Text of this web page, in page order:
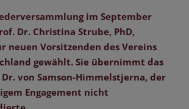
im September
Dr. Christina Strube, PhD,
neuen Vorsitzenden des Vereins
gewählt. Sie übernimmt das
von Samson-Himmelstjerna, der
Engagement nicht